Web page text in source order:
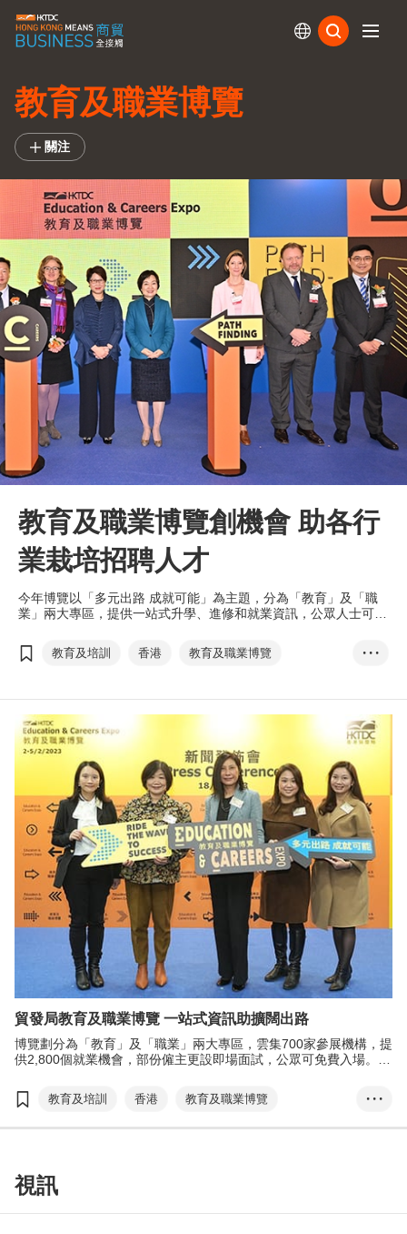
教育及職業博覽
關注
教育及職業博覽創機會 助各行
業栽培招聘人才
今年博覽以「多元出路 成就可能」為主題，分為「教育」及「職
業」兩大專區，提供一站式升學、進修和就業資訊，公眾人士可免
就業和求學機會。
教育及培訓 香港
教育及職業博覽
• • •
貿發局教育及職業博覽 一站式資訊助擴闊出路
博覽劃分為「教育」及「職業」兩大專區，雲集700家參展機構，提
供2,800個就業機會，部份僱主更設即場面試，公眾可免費入場。博
創業資訊。
教育及培訓 香港
教育及職業博覽
大灣區發展
就業機會 升學機會
建造業
• • •
視訊